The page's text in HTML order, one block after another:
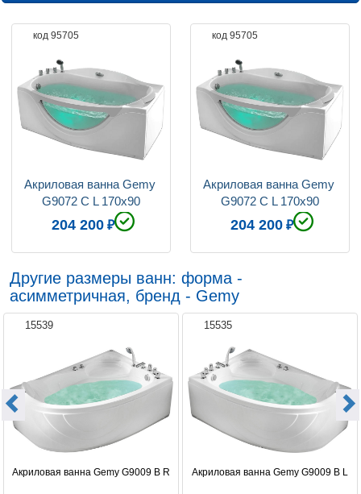
код 95705
Акриловая ванна Gemy
G9072 C L 170x90
204 200
код 95705
Акриловая ванна Gemy
G9072 C L 170x90
204 200
Другие размеры ванн: форма -
асимметричная, бренд - Gemy
15539
Акриловая ванна Gemy G9009 B R
15535
Акриловая ванна Gemy G9009 B L